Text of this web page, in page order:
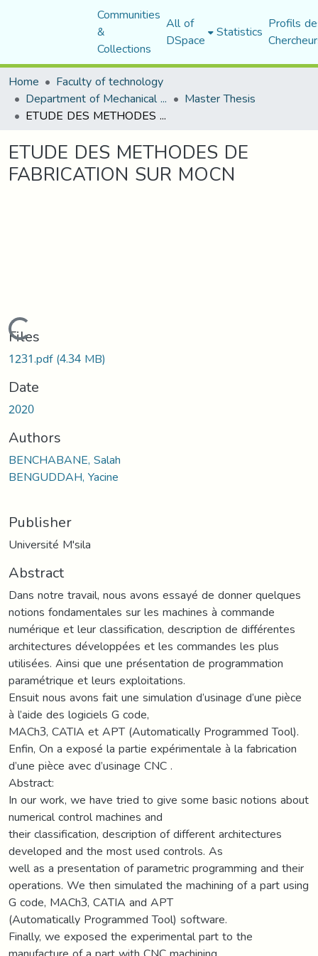
Communities
&
Collections
All of
DSpace Statistics Profils
Home
Faculty of technology
Department of Mechanical Engineering Master Thesis
ETUDE DES METHODES DE FABRICATION SUR MOCN
ETUDE DES METHODES DE
FABRICATION SUR MOCN
Loading...
Files
1231.pdf(4.34 MB)
Date
2020
Authors
BENCHABANE, Salah
BENGUDDAH, Yacine
Publisher
Université M'sila
Abstract
Dans notre travail, nous avons essayé de donner quelques
notions fondamentales sur les machines à commande
numérique et leur classification, description de différentes
architectures développées et les commandes les plus
utilisées. Ainsi que une présentation de programmation
paramétrique et leurs exploitations.
Ensuit nous avons fait une simulation d’usinage d’une pièce
à l’aide des logiciels G code,
MACh3, CATIA et APT (Automatically Programmed Tool).
Enfin, On a exposé la partie expérimentale à la fabrication
d’une pièce avec d’usinage CNC .
Abstract:
In our work, we have tried to give some basic notions about
numerical control machines and
their classification, description of different architectures
developed and the most used controls. As
well as a presentation of parametric programming and their
operations. We then simulated the machining of a part using
G code, MACh3, CATIA and APT
(Automatically Programmed Tool) software.
Finally, we exposed the experimental part to the